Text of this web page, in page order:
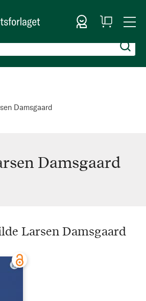
Logg inn
Handlekurv
Damsgaard
Damsgaard
Larsen Damsgaard